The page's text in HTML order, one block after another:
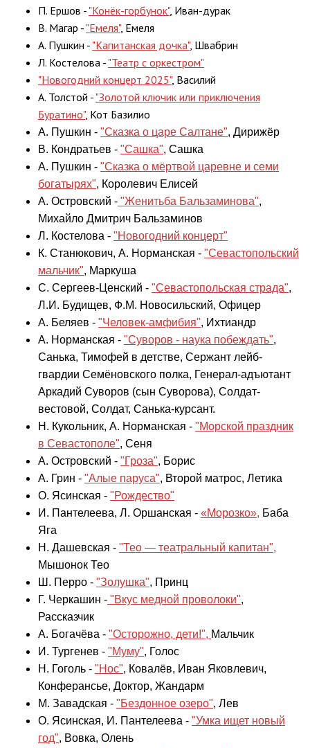
П. Ершов - "Конёк-горбунок", Иван-дурак
В. Магар - "Емеля", Емеля
А. Пушкин - "Капитанская дочка", Швабрин
Л. Костелова - "Театр с оркестром"
"Новогодний концерт 2025", Василий
А. Толстой - "Золотой ключик или приключения
Буратино", Кот Базилио
А. Пушкин - "Сказка о царе Салтане", Дирижёр
В. Кондратьев - "Сашка", Сашка
А. Пушкин - "Сказка о мёртвой царевне и семи
богатырях", Королевич Елисей
А. Островский - "Женитьба Бальзаминова",
Михайло Дмитрич Бальзаминов
Л. Костелова - "Новогодний концерт"
К. Станюкович, А. Норманская - "Севастопольский
мальчик", Маркуша
С. Сергеев-Ценский - "Севастопольская страда",
Л.И. Будищев, Ф.М. Новосильский, Офицер
А. Беляев - "Человек-амфибия", Ихтиандр
А. Норманская - "Суворов - наука побеждать",
Санька, Тимофей в детстве, Сержант лейб-
гвардии Семёновского полка, Генерал-адъютант
Аркадий Суворов (сын Суворова), Солдат-
вестовой, Солдат, Санька-курсант.
Н. Кукольник, А. Норманская - "Морской праздник
в Севастополе", Сеня
А. Островский - "Гроза", Борис
А. Грин - "Алые паруса", Второй матрос, Летика
О. Ясинская - "Рождество"
И. Пантелеева, Л. Оршанская - «Морозко», Баба
Яга
Н. Дашевская - "Тео — театральный капитан",
Мышонок Тео
Ш. Перро - "Золушка", Принц
Г. Черкашин - "Вкус медной проволоки",
Рассказчик
А. Богачёва - "Осторожно, дети!", Мальчик
И. Тургенев - "Муму", Голос
Н. Гоголь - "Нос", Ковалёв, Иван Яковлевич,
Конферансье, Доктор, Жандарм
М. Завадская - "Бездонное озеро", Лев
О. Ясинская, И. Пантелеева - "Умка ищет новый
год", Вовка, Олень